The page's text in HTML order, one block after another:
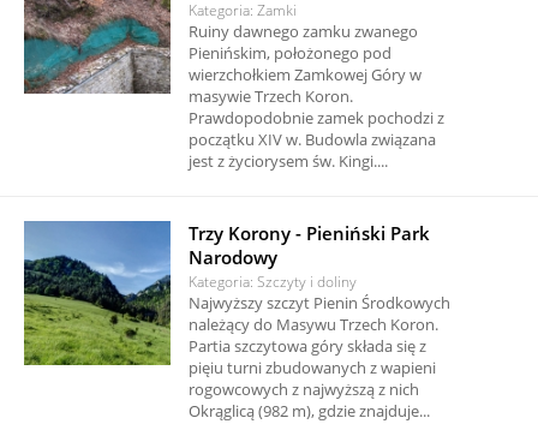
Kategoria: Zamki
Ruiny dawnego zamku zwanego
Pienińskim, położonego pod
wierzchołkiem Zamkowej Góry w
masywie Trzech Koron.
Prawdopodobnie zamek pochodzi z
początku XIV w. Budowla związana
jest z życiorysem św. Kingi....
Trzy Korony - Pieniński Park
Narodowy
Kategoria: Szczyty i doliny
Najwyższy szczyt Pienin Środkowych
należący do Masywu Trzech Koron.
Partia szczytowa góry składa się z
pięiu turni zbudowanych z wapieni
rogowcowych z najwyższą z nich
Okrąglicą (982 m), gdzie znajduje...